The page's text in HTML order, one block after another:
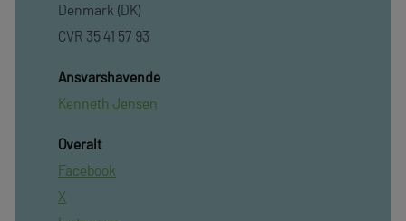
Denmark (DK)
CVR 35 41 57 93
Ansvarshavende
Kenneth Jensen
Overalt
Facebook
X